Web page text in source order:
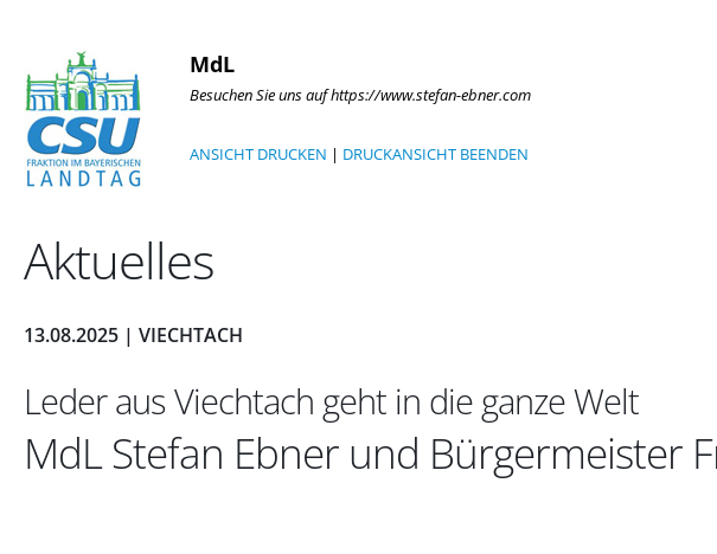
MdL
Besuchen Sie uns auf https://www.stefan-ebner.com
ANSICHT DRUCKEN | DRUCKANSICHT BEENDEN
Aktuelles
13.08.2025 | VIECHTACH
Leder aus Viechtach geht in die ganze Welt
MdL Stefan Ebner und Bürgermeister